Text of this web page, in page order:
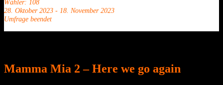
Wähler: 108
28. Oktober 2023 - 18. November 2023
Umfrage beendet
Mamma Mia 2 – Here we go again